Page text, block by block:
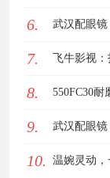
6. 武汉配眼
7. 飞牛影视
界
8. 550FC30
新选择
9. 武汉配眼
10. 温婉灵动